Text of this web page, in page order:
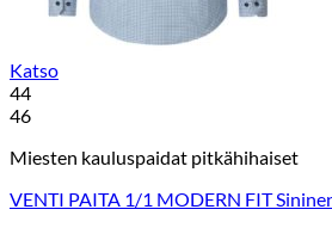
Katso
44
46
Miesten kauluspaidat pitkähihaiset
VENTI PAITA 1/1 MODERN FIT